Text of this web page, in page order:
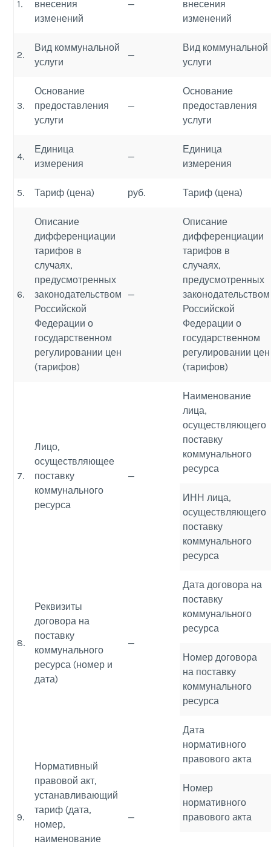
1.
внесения
изменений
—
внесения
изменений
2.
Вид коммунальной
услуги
—
Вид коммунальной
услуги
3.
Основание
предоставления
услуги
—
Основание
предоставления
услуги
4.
Единица
измерения
—
Единица
измерения
5. Тариф (цена) руб. Тариф (цена)
6.
Описание
дифференциации
тарифов в
случаях,
предусмотренных
законодательством
Российской
Федерации о
государственном
регулировании цен
(тарифов)
—
Описание
дифференциации
тарифов в
случаях,
предусмотренных
законодательством
Российской
Федерации о
государственном
регулировании цен
(тарифов)
7.
Лицо,
осуществляющее
поставку
коммунального
ресурса
—
Наименование
лица,
осуществляющего
поставку
коммунального
ресурса
ИНН лица,
осуществляющего
поставку
коммунального
ресурса
8.
Реквизиты
договора на
поставку
коммунального
ресурса (номер и
дата)
—
Дата договора на
поставку
коммунального
ресурса
Номер договора
на поставку
коммунального
ресурса
9.
Нормативный
правовой акт,
устанавливающий
тариф (дата,
номер,
наименование
—
Дата
нормативного
правового акта
Номер
нормативного
правового акта